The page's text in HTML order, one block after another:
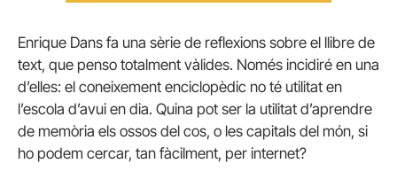
Enrique Dans fa una sèrie de reflexions sobre el llibre de
text, que penso totalment vàlides. Només incidiré en una
d’elles: el coneixement enciclopèdic no té utilitat en
l’escola d’avui en dia. Quina pot ser la utilitat d’aprendre
de memòria els ossos del cos, o les capitals del món, si
ho podem cercar, tan fàcilment, per internet?